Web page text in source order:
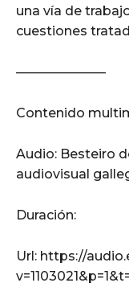
una vía de
cuestiones
———————
Contenido
Audio: Besteiro
audiovisual
Duración:
Url: https://